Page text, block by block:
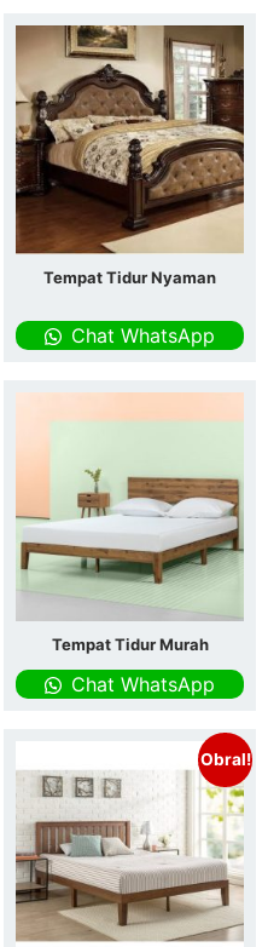
Tempat Tidur Nyaman
Chat WhatsApp
Tempat Tidur Murah
Chat WhatsApp
Obral!